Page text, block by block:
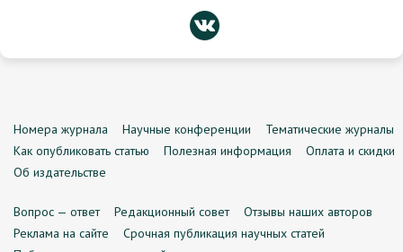
Номера журнала Научные конференции
Тематические журналы
Как опубликовать статью
Полезная информация
Оплата и скидки
Об издательстве
Вопрос — ответ Редакционный совет
Отзывы наших авторов
Реклама на сайте
Срочная публикация научных статей